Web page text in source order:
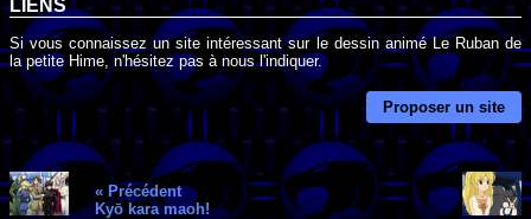
LIENS
Si vous connaissez un site intéressant sur le dessin animé Le Ruban de
la petite Hime, n'hésitez pas à nous l'indiquer.
Proposer un site
« Précédent
Kyō kara maoh!